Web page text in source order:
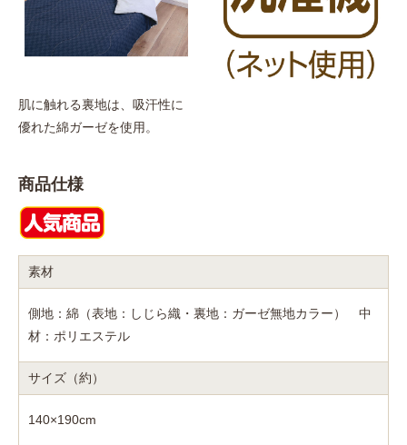
肌に触れる裏地は、吸汗性に
優れた綿ガーゼを使用。
商品仕様
素材
側地：綿（表地：しじら織・裏地：ガーゼ無地カラー） 中
材：ポリエステル
サイズ（約）
140×190cm